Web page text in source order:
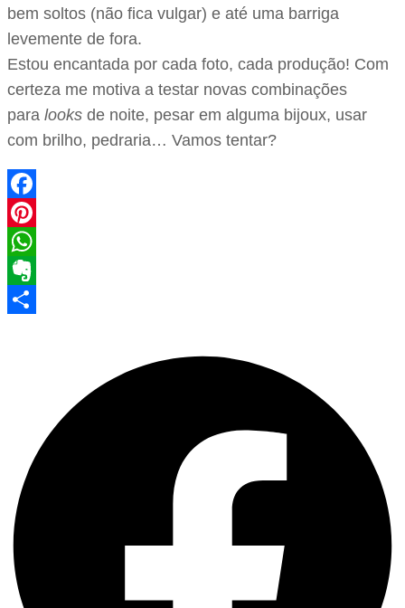
bem soltos (não fica vulgar) e até uma barriga
levemente de fora.
Estou encantada por cada foto, cada produção! Com
certeza me motiva a testar novas combinações
para looks de noite, pesar em alguma bijoux, usar
com brilho, pedraria… Vamos tentar?
Facebook
Pinterest
WhatsApp
Evernote